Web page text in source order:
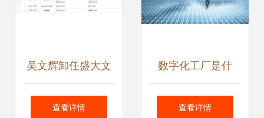
吴文辉卸任盛大文
学关联公司职务 经
查看详情
数字化工厂是什
么？（一）从软件
查看详情